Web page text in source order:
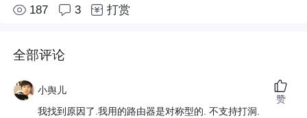
187 3 打赏
全部评论
小舆儿
我找到原因了.我用的路由器是对称型的. 不支持打洞.
赞